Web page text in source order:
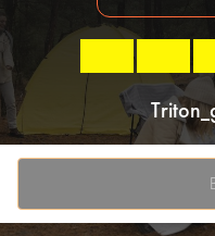
Политика